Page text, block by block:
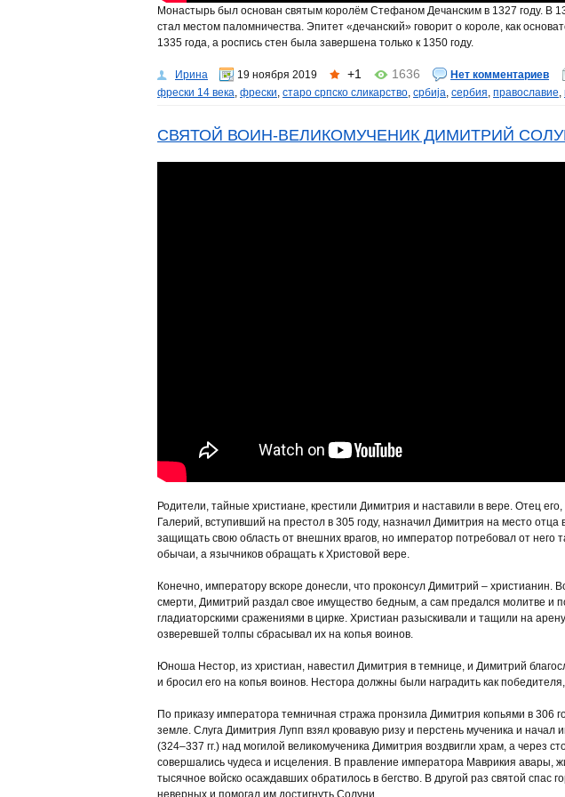
Монастырь был основан святым королём Стефаном Дечанским в 1327 году. В
стал местом паломничества. Эпитет «дечанский» говорит о короле, как
1335 года, а роспись стен была завершена только к 1350 году.
Ирина 19 ноября 2019 +1 1636 Нет комментариев
фрески 14 века, фрески, старо српско сликарство, србија, сербия, православие,
СВЯТОЙ ВОИН-ВЕЛИКОМУЧЕНИК ДИМИТРИЙ
Родители, тайные христиане, крестили Димитрия и наставили в вере. Отец
Галерий, вступивший на престол в 305 году, назначил Димитрия на место
защищать свою область от внешних врагов, но император потребовал от него
обычаи, а язычников обращать к Христовой вере.
Конечно, императору вскоре донесли, что проконсул Димитрий –
смерти, Димитрий раздал свое имущество бедным, а сам предался молитве и
гладиаторскими сражениями в цирке. Христиан разыскивали и тащили на
озверевшей толпы сбрасывал их на копья воинов.
Юноша Нестор, из христиан, навестил Димитрия в темнице, и Димитрий
и бросил его на копья воинов. Нестора должны были наградить как
По приказу императора темничная стража пронзила Димитрия копьями в 306
земле. Слуга Димитрия Лупп взял кровавую ризу и перстень мученика и
(324–337 гг.) над могилой великомученика Димитрия воздвигли храм, а
совершались чудеса и исцеления. В правление императора Маврикия авары,
тысячное войско осаждавших обратилось в бегство. В другой раз святой
неверных и помогал им достигнуть Солуни.